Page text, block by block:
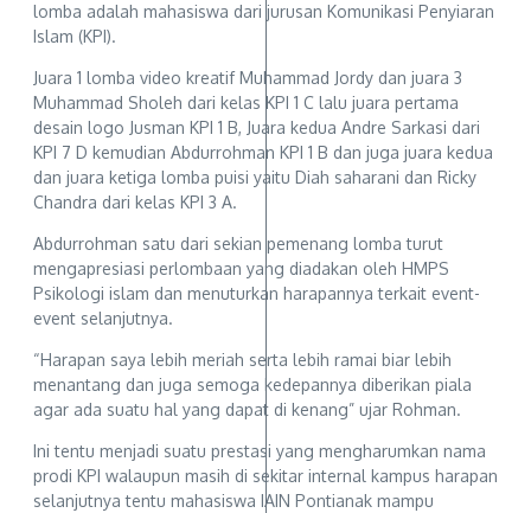
lomba adalah mahasiswa dari jurusan Komunikasi Penyiaran
Islam (KPI).
Juara 1 lomba video kreatif Muhammad Jordy dan juara 3
Muhammad Sholeh dari kelas KPI 1 C lalu juara pertama
desain logo Jusman KPI 1 B, Juara kedua Andre Sarkasi dari
KPI 7 D kemudian Abdurrohman KPI 1 B dan juga juara kedua
dan juara ketiga lomba puisi yaitu Diah saharani dan Ricky
Chandra dari kelas KPI 3 A.
Abdurrohman satu dari sekian pemenang lomba turut
mengapresiasi perlombaan yang diadakan oleh HMPS
Psikologi islam dan menuturkan harapannya terkait event-
event selanjutnya.
“Harapan saya lebih meriah serta lebih ramai biar lebih
menantang dan juga semoga kedepannya diberikan piala
agar ada suatu hal yang dapat di kenang” ujar Rohman.
Ini tentu menjadi suatu prestasi yang mengharumkan nama
prodi KPI walaupun masih di sekitar internal kampus harapan
selanjutnya tentu mahasiswa IAIN Pontianak mampu